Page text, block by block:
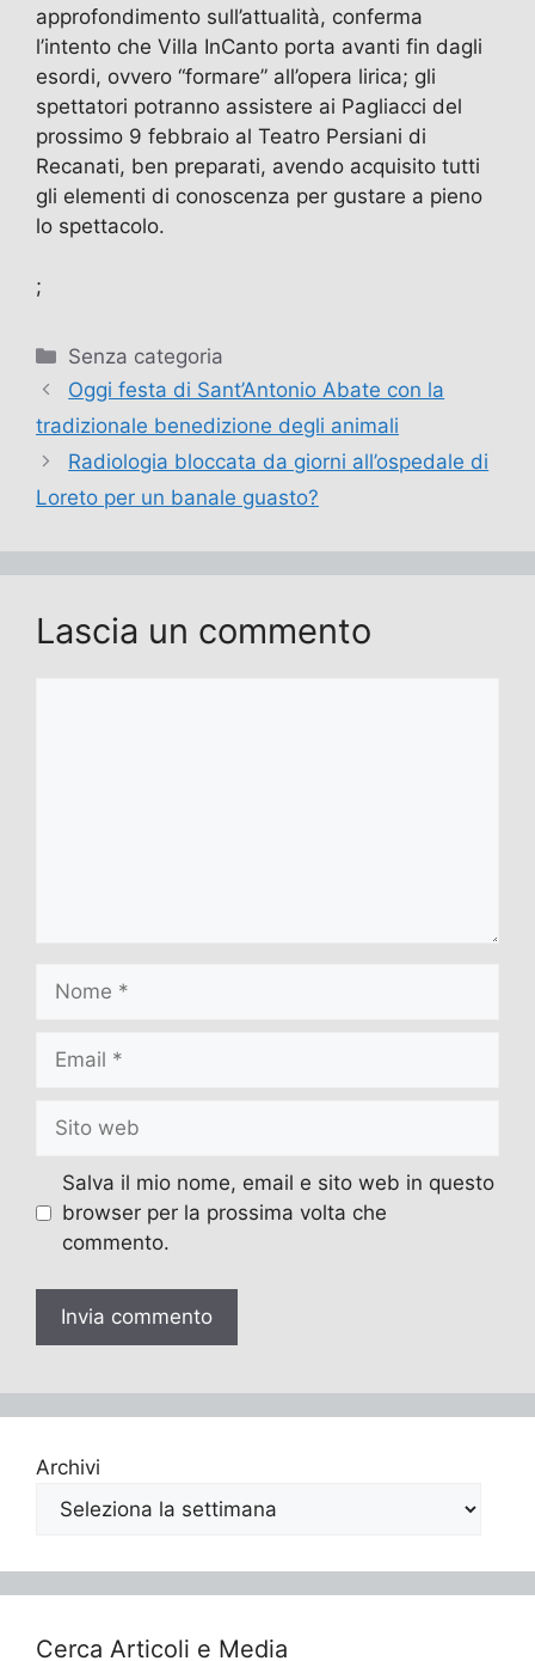
approfondimento sull’attualità, conferma
l’intento che Villa InCanto porta avanti fin dagli
esordi, ovvero “formare” all’opera lirica; gli
spettatori potranno assistere ai Pagliacci del
prossimo 9 febbraio al Teatro Persiani di
Recanati, ben preparati, avendo acquisito tutti
gli elementi di conoscenza per gustare a pieno
lo spettacolo.
;
Categorie
Senza categoria
Oggi festa di Sant’Antonio Abate con la
tradizionale benedizione degli animali
Radiologia bloccata da giorni all’ospedale di
Loreto per un banale guasto?
Lascia un commento
Nome
Email
Sito
web
Salva il mio nome, email e sito web in questo
browser per la prossima volta che
commento.
Archivi
Cerca Articoli e Media